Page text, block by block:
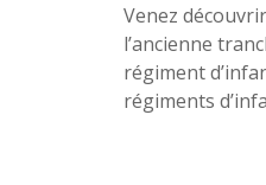
Venez
l’ancienne
régiment
régiments